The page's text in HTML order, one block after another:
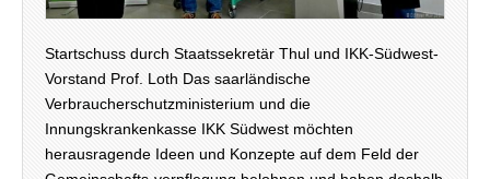
Startschuss durch Staatssekretär Thul und IKK-Südwest-
Vorstand Prof. Loth Das saarländische
Verbraucherschutzministerium und die
Innungskrankenkasse IKK Südwest möchten
herausragende Ideen und Konzepte auf dem Feld der